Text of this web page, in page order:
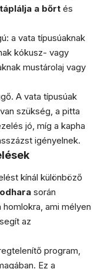
a bőrt és
a vata típusúaknak
kókusz- vagy
mustárolaj vagy
A vata típusúak
szükség, a pitta
jó, míg a kapha
igényelnek.
kínál különböző
során
ami mélyen
az
program,
Ez a